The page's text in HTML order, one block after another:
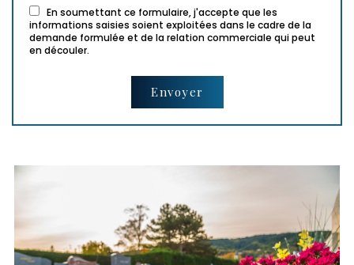
En soumettant ce formulaire, j'accepte que les
informations saisies soient exploitées dans le cadre de la
demande formulée et de la relation commerciale qui peut
en découler.